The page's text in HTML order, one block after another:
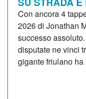
Con ancora 4
2026 di Jonathan
successo
disputate ne vinci
gigante friulano